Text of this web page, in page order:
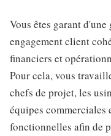
Vous êtes garant
engagement client
financiers et
Pour cela, vous
chefs de projet, les
équipes commerciales
fonctionnelles afin de